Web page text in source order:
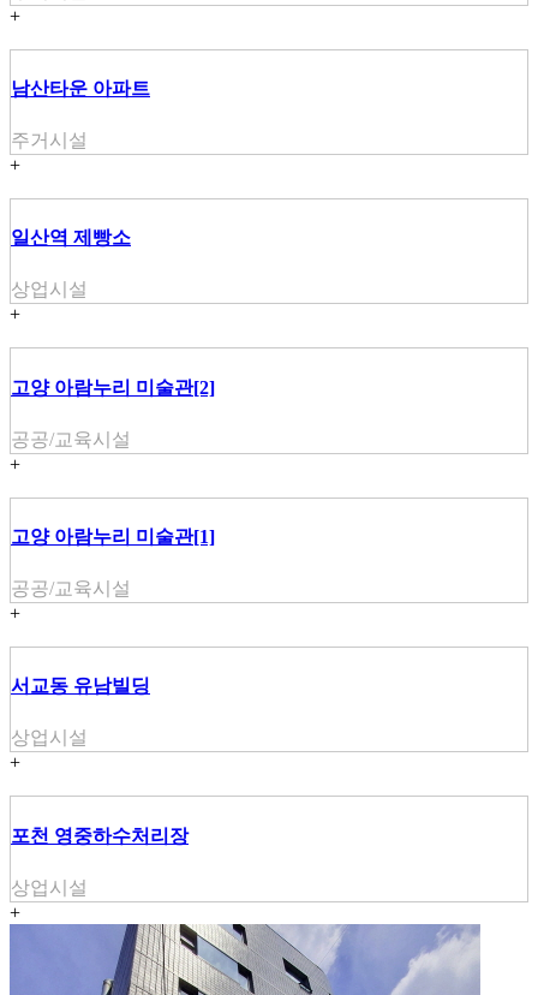
+
남산타운 아파트
주거시설
+
일산역 제빵소
상업시설
+
고양 아람누리 미술관[2]
공공/교육시설
+
고양 아람누리 미술관[1]
공공/교육시설
+
서교동 유남빌딩
상업시설
+
포천 영중하수처리장
상업시설
+